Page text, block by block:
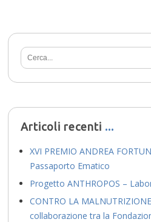
Articoli recenti
XVI PREMIO ANDREA
Passaporto Ematico
Progetto ANTHROPOS –
CONTRO LA
collaborazione tra la